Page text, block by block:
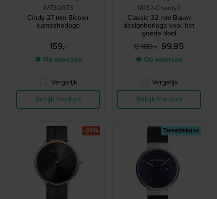
IV73Q973
Cindy 27 mm Bicolor
dameshorloge
159,-
● Op voorraad
Vergelijk
Bekijk Product
18132-Charity2
Classic 32 mm Blauw
designhorloge voor het
goede doel
€ 189,- 99,95
● Op voorraad
Vergelijk
Bekijk Product
-30% Tweedekans